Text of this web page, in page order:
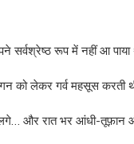
सर्वश्रेष्ठ रूप में नहीं आ पाया
को लेकर गर्व महसूस करती
और रात भर आंधी-तूफ़ान